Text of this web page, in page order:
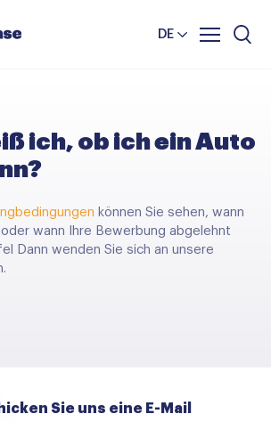
DE
tipps
Fragen
ich, ob ich ein Auto
können Sie sehen, wann
wann Ihre Bewerbung abgelehnt
Dann wenden Sie sich an unsere
Sie uns eine E-Mail